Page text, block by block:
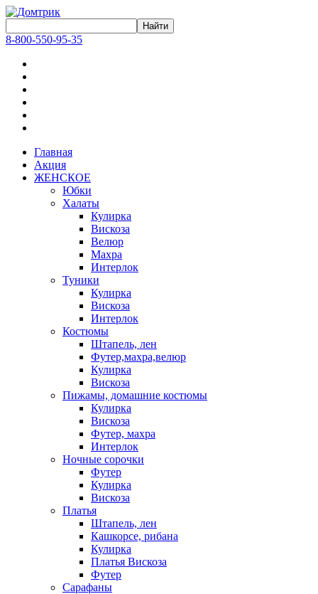
8-800-550-95-35
Главная
Акция
ЖЕНСКОЕ
Юбки
Халаты
Кулирка
Вискоза
Велюр
Махра
Интерлок
Туники
Кулирка
Вискоза
Интерлок
Костюмы
Штапель, лен
Футер,махра,велюр
Кулирка
Вискоза
Пижамы, домашние костюмы
Кулирка
Вискоза
Футер, махра
Интерлок
Ночные сорочки
Футер
Кулирка
Вискоза
Платья
Штапель, лен
Кашкорсе, рибана
Кулирка
Платья Вискоза
Футер
Сарафаны